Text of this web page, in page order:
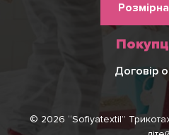
колонтитулу
Розмірна
Договір
© 2026 “Sofiyatextil”